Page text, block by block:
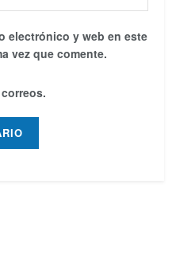
electrónico y web en este
vez que comente.